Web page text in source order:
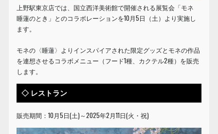
上野駅東京店では、国立西洋美術館で開催される展覧会「モネ
睡蓮のとき」とのコラボレーションを10月5日（土）より実施し
ます。
モネの〈睡蓮〉よりインスパイアされた限定グッズとモネの作品
を連想させるコラボメニュー（フード1種、カクテル2種）を販売
します。
◇ レストラン
販売期間：10月5日(土)～2025年2月11日(火・祝)